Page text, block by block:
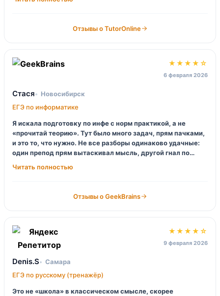
будет ок. Я бы хотел меньше тех. боли и больше
Отзывы о TutorOnline
★★★★☆
6 февраля 2026
Стася
Новосибирск
ЕГЭ по информатике
Я искала подготовку по инфе с норм практикой, а не
«прочитай теорию». Тут было много задач, прям пачками,
и это то, что нужно. Не все разборы одинаково удачные:
один препод прям вытаскивал мысль, другой гнал по
шаблону. Но я всё равно выросла по скорости, перестала
зависать на 27-й и 26-й. Короче, рабочая история, если не
Отзывы о GeekBrains
★★★★☆
9 февраля 2026
Denis.S
Самара
ЕГЭ по русскому (тренажёр)
Это не «школа» в классическом смысле, скорее